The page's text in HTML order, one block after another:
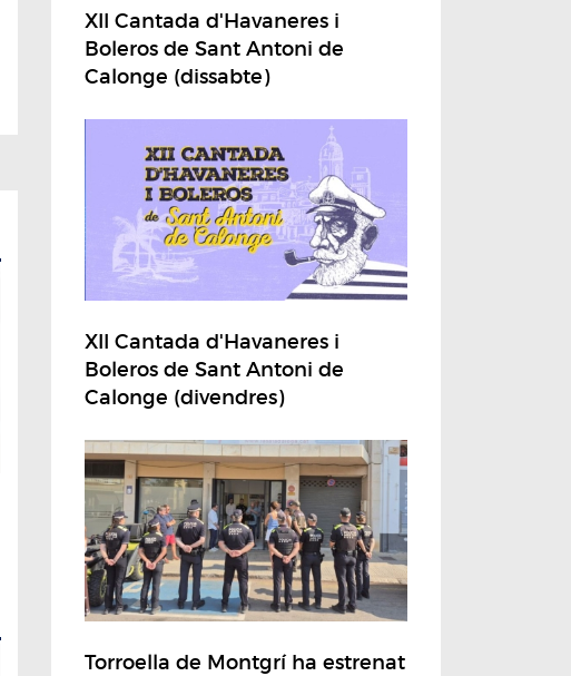
XII Cantada d'Havaneres i
Boleros de Sant Antoni de
Calonge (dissabte)
XII Cantada d'Havaneres i
Boleros de Sant Antoni de
Calonge (divendres)
Torroella de Montgrí ha estrenat